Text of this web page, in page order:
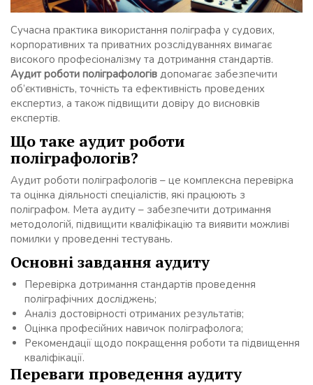
Сучасна практика використання поліграфа у судових,
корпоративних та приватних розслідуваннях вимагає
високого професіоналізму та дотримання стандартів.
Аудит роботи поліграфологів допомагає забезпечити
об’єктивність, точність та ефективність проведених
експертиз, а також підвищити довіру до висновків
експертів.
Що таке аудит роботи
поліграфологів?
Аудит роботи поліграфологів – це комплексна перевірка
та оцінка діяльності спеціалістів, які працюють з
поліграфом. Мета аудиту – забезпечити дотримання
методологій, підвищити кваліфікацію та виявити можливі
помилки у проведенні тестувань.
Основні завдання аудиту
Перевірка дотримання стандартів проведення
поліграфічних досліджень;
Аналіз достовірності отриманих результатів;
Оцінка професійних навичок поліграфолога;
Рекомендації щодо покращення роботи та підвищення
кваліфікації.
Переваги проведення аудиту